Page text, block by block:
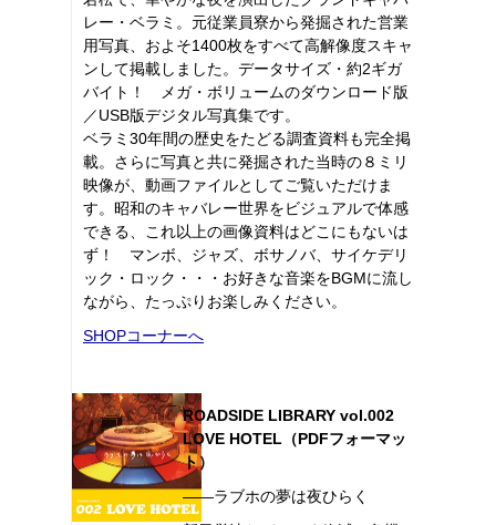
レー・ベラミ。元従業員寮から発掘された営業
用写真、およそ1400枚をすべて高解像度スキャ
ンして掲載しました。データサイズ・約2ギガ
バイト！ メガ・ボリュームのダウンロード版
／USB版デジタル写真集です。
ベラミ30年間の歴史をたどる調査資料も完全掲
載。さらに写真と共に発掘された当時の８ミリ
映像が、動画ファイルとしてご覧いただけま
す。昭和のキャバレー世界をビジュアルで体感
できる、これ以上の画像資料はどこにもないは
ず！ マンボ、ジャズ、ボサノバ、サイケデリ
ック・ロック・・・お好きな音楽をBGMに流し
ながら、たっぷりお楽しみください。
SHOPコーナーへ
ROADSIDE LIBRARY vol.002
LOVE HOTEL（PDFフォーマッ
ト）
――ラブホの夢は夜ひらく